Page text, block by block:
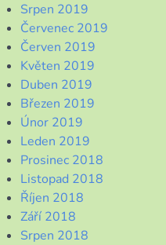
Srpen 2019
Červenec 2019
Červen 2019
Květen 2019
Duben 2019
Březen 2019
Únor 2019
Leden 2019
Prosinec 2018
Listopad 2018
Říjen 2018
Září 2018
Srpen 2018